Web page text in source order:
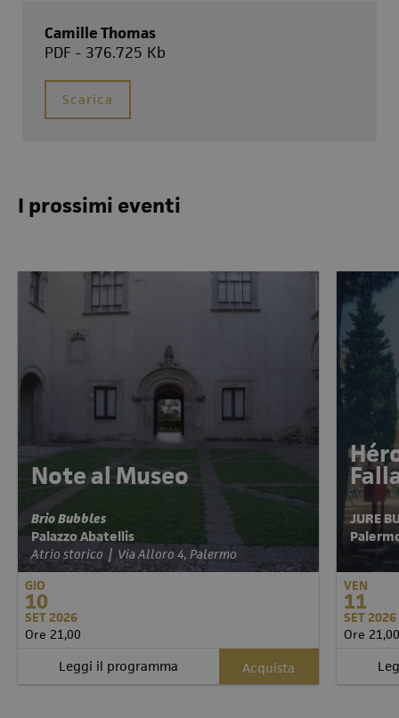
Camille Thomas
PDF - 376.725 Kb
Scarica
I prossimi eventi
Note al Museo
Brio Bubbles
Palazzo Abatellis
Atrio storico | Via Alloro 4, Palermo
GIO
10
SET 2026
Ore 21,00
Leggi il programma Acquista
JURE
VEN
11
SET 2026
Ore